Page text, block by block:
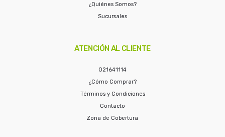
¿Quiénes Somos?
Sucursales
ATENCIÓN AL CLIENTE
021641114
¿Cómo Comprar?
Términos y Condiciones
Contacto
Zona de Cobertura